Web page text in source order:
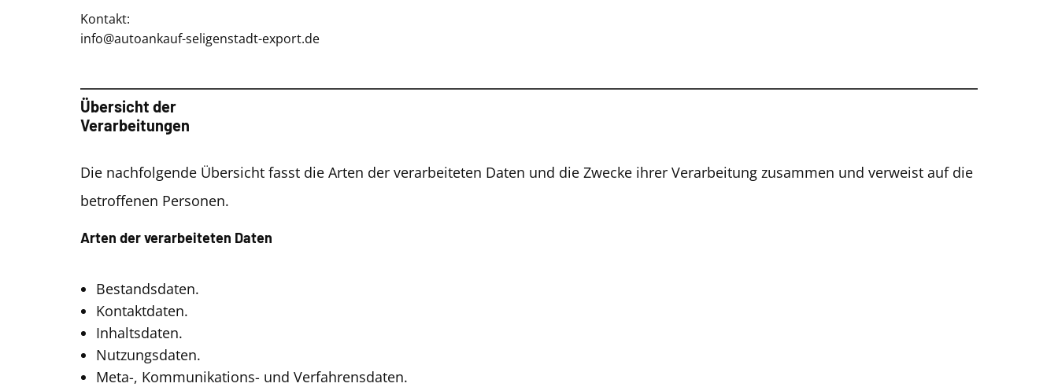
Kontakt:
info@autoankauf-seligenstadt-export.de
Übersicht der
Verarbeitungen
Die nachfolgende Übersicht fasst die Arten der verarbeiteten Daten und die Zwecke ihrer Verarbeitung zusammen und verweist auf die
betroffenen Personen.
Arten der verarbeiteten Daten
Bestandsdaten.
Kontaktdaten.
Inhaltsdaten.
Nutzungsdaten.
Meta-, Kommunikations- und Verfahrensdaten.